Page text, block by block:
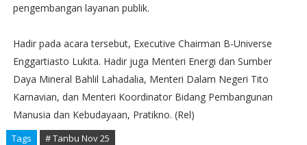
pengembangan layanan publik.
Hadir pada acara tersebut, Executive Chairman B-Universe
Enggartiasto Lukita. Hadir juga Menteri Energi dan Sumber
Daya Mineral Bahlil Lahadalia, Menteri Dalam Negeri Tito
Karnavian, dan Menteri Koordinator Bidang Pembangunan
Manusia dan Kebudayaan, Pratikno. (Rel)
Tags # Tanbu Nov 25